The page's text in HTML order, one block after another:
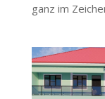
ganz im